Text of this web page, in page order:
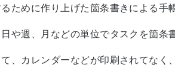
ために作り上げた箇条書きによる
や週、月などの単位でタスクを箇条
、カレンダーなどが印刷されてなく